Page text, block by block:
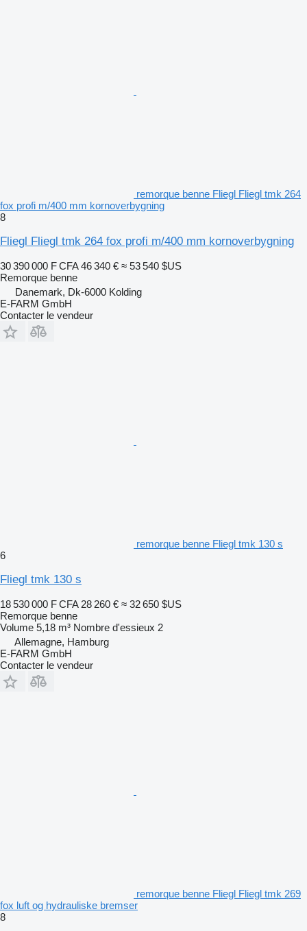
remorque benne Fliegl Fliegl tmk 264
fox profi m/400 mm kornoverbygning
8
Fliegl Fliegl tmk 264 fox profi m/400 mm kornoverbygning
30 390 000 F CFA 46 340 € ≈ 53 540 $US
Remorque benne
Danemark, Dk-6000 Kolding
E-FARM GmbH
Contacter le vendeur
remorque benne Fliegl tmk 130 s
6
Fliegl tmk 130 s
18 530 000 F CFA 28 260 € ≈ 32 650 $US
Remorque benne
Volume 5,18 m³ Nombre d'essieux 2
Allemagne, Hamburg
E-FARM GmbH
Contacter le vendeur
remorque benne Fliegl Fliegl tmk 269
fox luft og hydrauliske bremser
8